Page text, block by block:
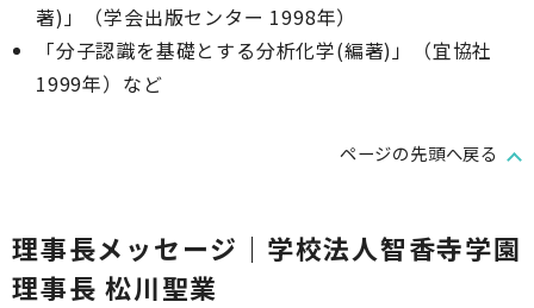
著)」（学会出版センター 1998年）
「分子認識を基礎とする分析化学(編著)」（宜協社
1999年）など
ページの先頭へ戻る
理事長メッセージ｜学校法人智香寺学園
理事長 松川聖業